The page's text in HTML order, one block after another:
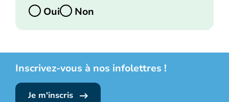
Oui
Non
Inscrivez-vous à nos infolettres !
Je m'inscris